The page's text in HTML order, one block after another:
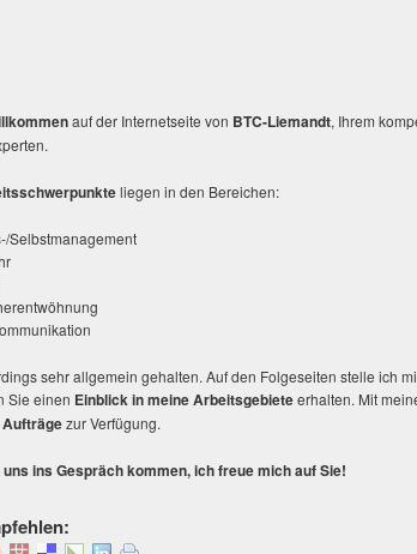
auf der Internetseite von BTC-Liemandt, Ihrem
liegen in den Bereichen:
Selbstmanagement
sehr allgemein gehalten. Auf den Folgeseiten stelle ich
Sie einen Einblick in meine Arbeitsgebieteerhalten. Mit
zur Verfügung.
uns ins Gespräch kommen, ich freue mich auf Sie!